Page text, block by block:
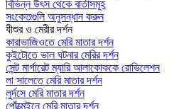
বিভিন্ন উৎস থেকে বার্তাসমূহ
সংকেতগুলি অনুসন্ধান করুন
যীশুর ও মেরীর দর্শন
কারাভাজিওতে মেরি মাতার দর্শন
কুইটোতে ভাল ঘটনার মেরির দর্শন
সেন্ট মার্গারেট ম্যারি আলাকোককে রোভিলেশন
লা সালেতে মেরি মাতার দর্শন
লুর্দসে মেরি মাতার দর্শন
পোঁত্মেইনে মেরি মাতার দর্শন